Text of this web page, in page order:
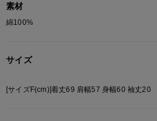
※ご注意
モニターの設定状況によって、実際の商品と
総柄の商品は使用している生地の部分によっ
ご迷惑をお掛け致しますが 何卒ご了承下さい
素材
綿100%
サイズ
[サイズF(cm)]着丈69 肩幅57 身幅60 袖丈20